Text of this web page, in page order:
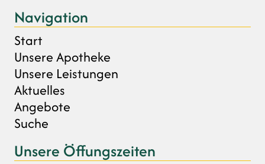
Navigation
Start
Unsere Apotheke
Unsere Leistungen
Aktuelles
Angebote
Suche
Unsere Öffungszeiten